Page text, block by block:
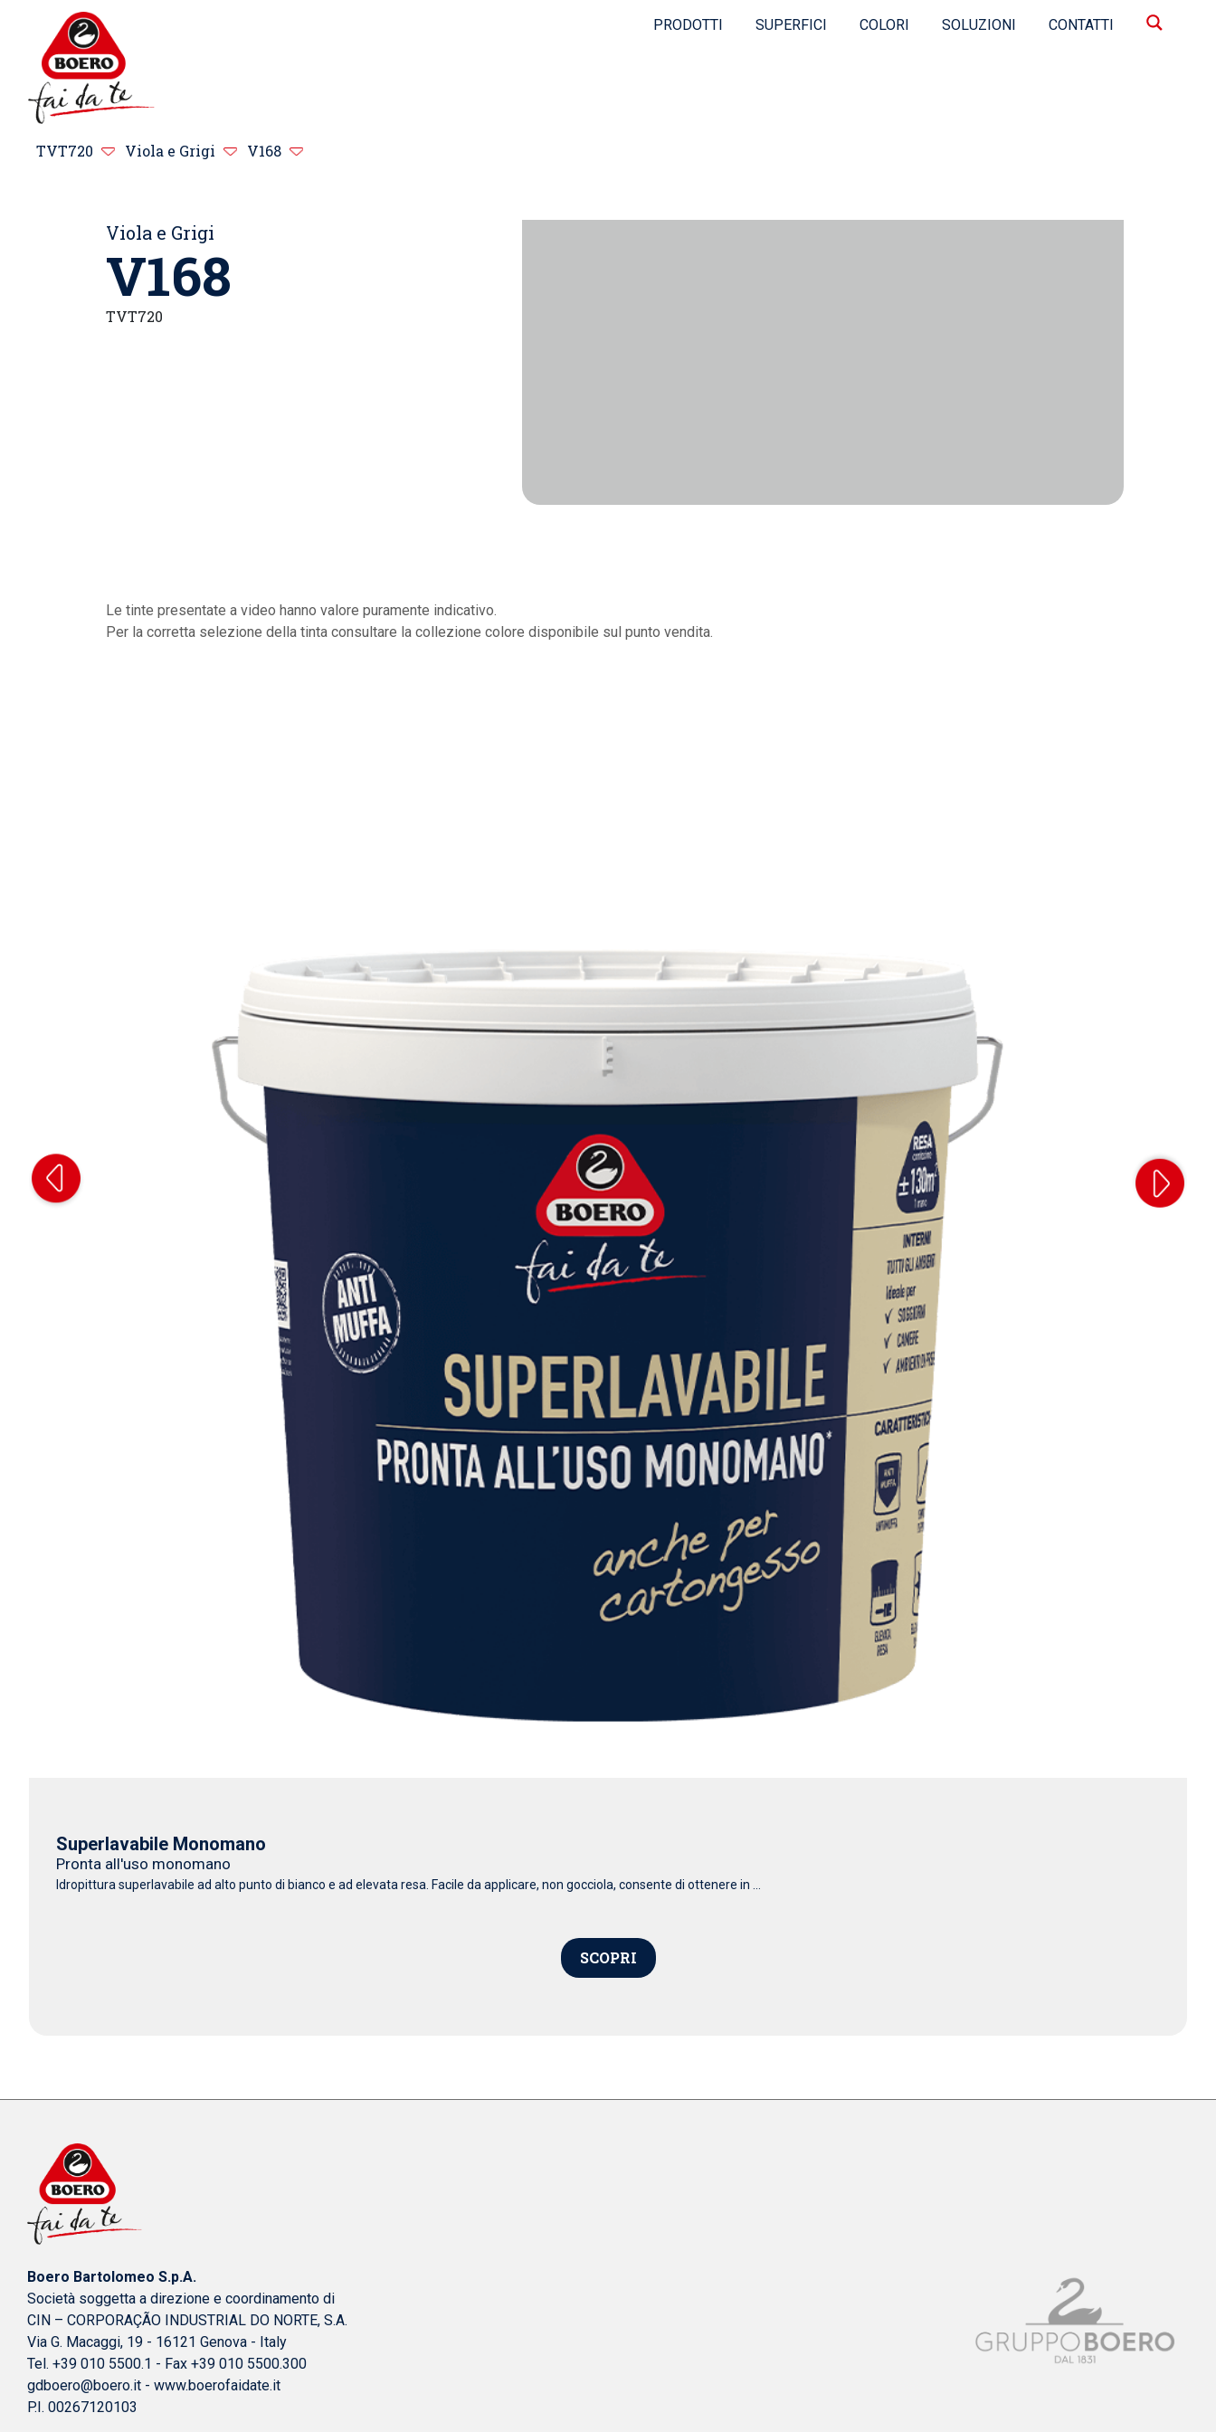
PRODOTTI SUPERFICI COLORI SOLUZIONI CONTATTI
TVT720 Viola e Grigi V168
Viola e Grigi
V168
TVT720
Le tinte presentate a video hanno valore puramente indicativo.
Per la corretta selezione della tinta consultare la collezione colore disponibile sul punto vendita.
Superlavabile Monomano
Pronta all'uso monomano
Idropittura superlavabile ad alto punto di bianco e ad elevata resa. Facile da applicare, non gocciola, consente di ottenere in ...
SCOPRI
Boero Bartolomeo S.p.A.
Società soggetta a direzione e coordinamento di
CIN – CORPORAÇÃO INDUSTRIAL DO NORTE, S.A.
Via G. Macaggi, 19 - 16121 Genova - Italy
Tel. +39 010 5500.1 - Fax +39 010 5500.300
gdboero@boero.it - www.boerofaidate.it
P.I. 00267120103